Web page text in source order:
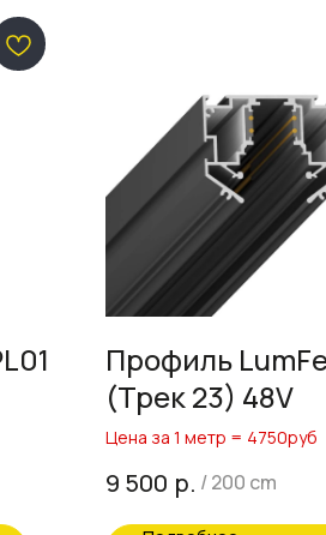
Профиль
(Трек 23) 48V
Цена за 1 метр = 4750руб
9 500 р. /200 cm